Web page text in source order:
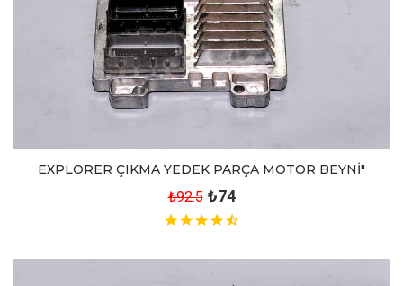
EXPLORER ÇIKMA YEDEK PARÇA MOTOR BEYNİ"
₺92.5 ₺74